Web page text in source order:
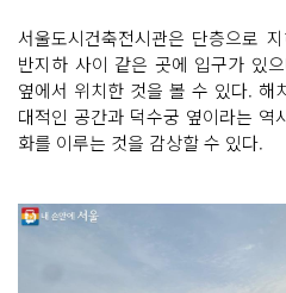
서울도시건축전시관은 단층으로
반지하 사이 같은 곳에 입구가 있
옆에서 위치한 것을 볼 수 있다. 해
대적인 공간과 덕수궁 옆이라는 역
화를 이루는 것을 감상할 수 있다.